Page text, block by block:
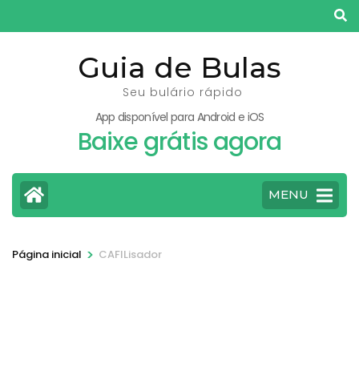
para
Guia de Bulas
Seu bulário rápido
App disponível para Android e iOS
Baixe grátis agora
MENU
Página inicial > CAFILisador